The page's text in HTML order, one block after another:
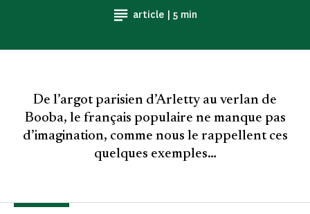
article | Reading time
5 min
De l’argot parisien d’Arletty au verlan de
Booba, le français populaire ne manque pas
d’imagination, comme nous le rappellent ces
quelques exemples…